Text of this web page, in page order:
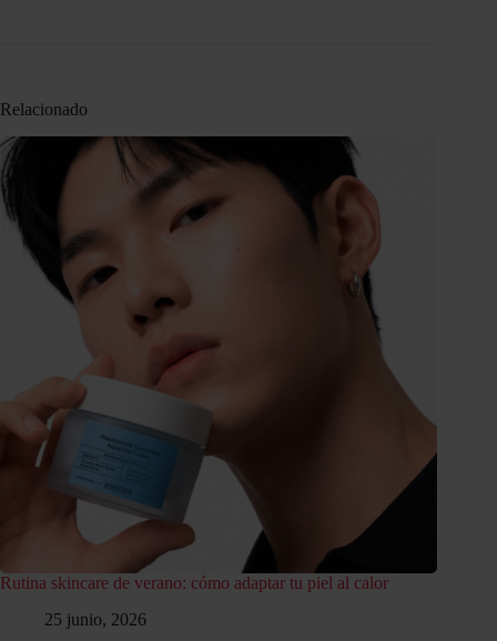
Relacionado
Rutina skincare de verano: cómo adaptar tu piel al calor
25 junio, 2026